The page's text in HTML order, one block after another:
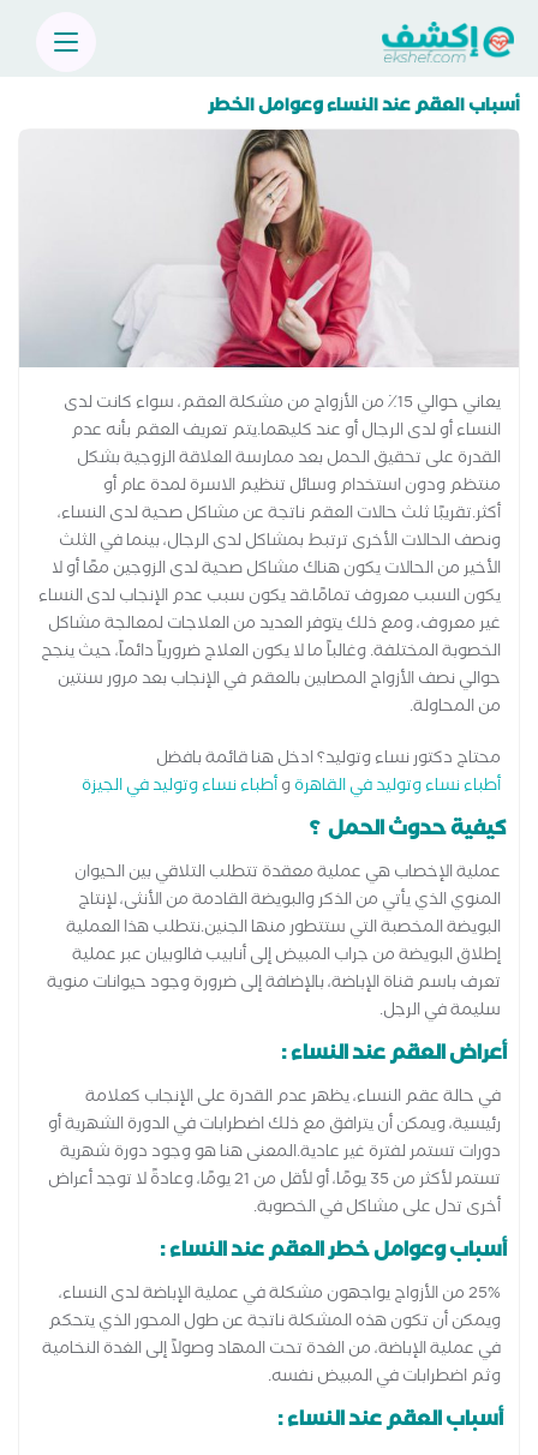
أسباب العقم عند النساء وعوامل الخطر
يعاني حوالي 15٪ من الأزواج من مشكلة العقم، سواء كانت لدى
النساء أو لدى الرجال أو عند كليهما.يتم تعريف العقم بأنه عدم
القدرة على تحقيق الحمل بعد ممارسة العلاقة الزوجية بشكل
منتظم ودون استخدام وسائل تنظيم الاسرة لمدة عام أو
أكثر.تقريبًا ثلث حالات العقم ناتجة عن مشاكل صحية لدى النساء،
ونصف الحالات الأخرى ترتبط بمشاكل لدى الرجال، بينما في الثلث
الأخير من الحالات يكون هناك مشاكل صحية لدى الزوجين معًا أو لا
يكون السبب معروف تمامًا.قد يكون سبب عدم الإنجاب لدى النساء
غير معروف، ومع ذلك يتوفر العديد من العلاجات لمعالجة مشاكل
الخصوبة المختلفة. وغالباً ما لا يكون العلاج ضرورياً دائماً، حيث ينجح
حوالي نصف الأزواج المصابين بالعقم في الإنجاب بعد مرور سنتين
من المحاولة.
محتاج دكتور نساء وتوليد؟ ادخل هنا قائمة بافضل
أطباء نساء وتوليد في القاهرةوأطباء نساء وتوليد في الجيزة
كيفية حدوث الحمل ؟
عملية الإخصاب هي عملية معقدة تتطلب التلاقي بين الحيوان
المنوي الذي يأتي من الذكر والبويضة القادمة من الأنثى، لإنتاج
البويضة المخصبة التي ستتطور منها الجنين.نتطلب هذا العملية
إطلاق البويضة من جراب المبيض إلى أنابيب فالوبيان عبر عملية
تعرف باسم قناة الإباضة، بالإضافة إلى ضرورة وجود حيوانات منوية
سليمة في الرجل.
أعراض العقم عند النساء :
في حالة عقم النساء، يظهر عدم القدرة على الإنجاب كعلامة
رئيسية، ويمكن أن يترافق مع ذلك اضطرابات في الدورة الشهرية أو
دورات تستمر لفترة غير عادية.المعنى هنا هو وجود دورة شهرية
تستمر لأكثر من 35 يومًا، أو لأقل من 21 يومًا، وعادةً لا توجد أعراض
أخرى تدل على مشاكل في الخصوبة.
أسباب وعوامل خطر العقم عند النساء :
25% من الأزواج يواجهون مشكلة في عملية الإباضة لدى النساء،
ويمكن أن تكون هذه المشكلة ناتجة عن طول المحور الذي يتحكم
في عملية الإباضة، من الغدة تحت المهاد وصولاً إلى الغدة النخامية
وثم اضطرابات في المبيض نفسه.
أسباب العقم عند النساء :